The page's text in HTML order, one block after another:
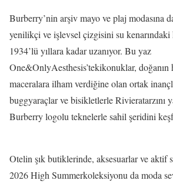
Burberry’nin arşiv mayo ve plaj modasına
yenilikçi ve işlevsel çizgisini su kenarındaki
1934’lü yıllara kadar uzanıyor. Bu yaz
One&OnlyAesthesis’tekikonuklar, doğanın
maceralara ilham verdiğine olan ortak
buggyaraçlar ve bisikletlerle Rivieratarzını
Burberry logolu teknelerle sahil şeridini
Otelin şık butiklerinde, aksesuarlar ve aktif
2026 High Summerkoleksiyonu da moda